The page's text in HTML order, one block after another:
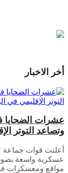
أخر الاخبار
عشرات
وتصاعد التوتر
أعلنت قوات جماعة
عسكرية واسعة
مواقع ومعسكرات